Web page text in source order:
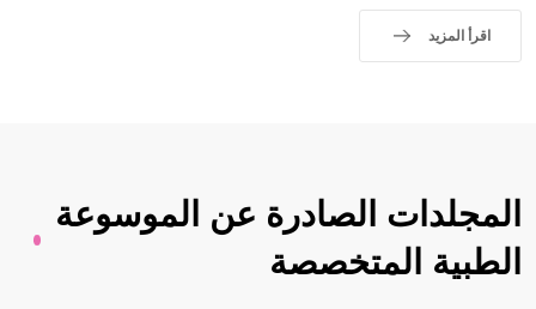
اقرأ المزيد
المجلدات الصادرة عن الموسوعة
الطبية المتخصصة